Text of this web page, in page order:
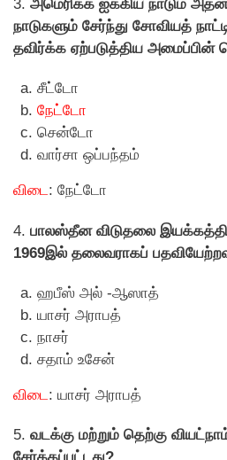
3. அமெரிக்க ஐக்கிய நாடும்
நாடுகளும் சேர்ந்து சோவியத்
தவிர்க்க ஏற்படுத்திய அமைப்பின்
சீட்டோ
நேட்டோ
சென்டோ
வார்சா ஒப்பந்தம்
விடை: நேட்டோ
4. பாலஸ்தீன விடுதலை
1969இல் தலைவராகப்
ஹபீஸ் அல் -ஆஸாத்
யாசர் அராபத்
நாசர்
சதாம் உசேன்
விடை: யாசர் அராபத்
5. வடக்கு மற்றும் தெற்கு